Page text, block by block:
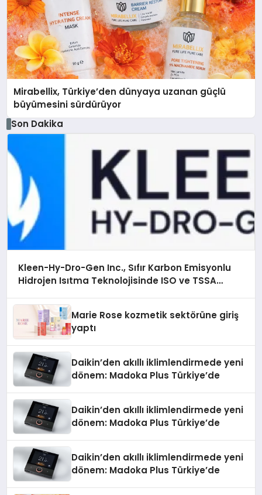
Mirabellix, Türkiye’den dünyaya uzanan güçlü
büyümesini sürdürüyor
Son Dakika
Kleen-Hy-Dro-Gen Inc., Sıfır Karbon Emisyonlu
Hidrojen Isıtma Teknolojisinde ISO ve TSSA
Marie Rose kozmetik sektörüne giriş
yaptı
Daikin’den akıllı iklimlendirmede yeni
dönem: Madoka Plus Türkiye’de
Daikin’den akıllı iklimlendirmede yeni
dönem: Madoka Plus Türkiye’de
Daikin’den akıllı iklimlendirmede yeni
dönem: Madoka Plus Türkiye’de